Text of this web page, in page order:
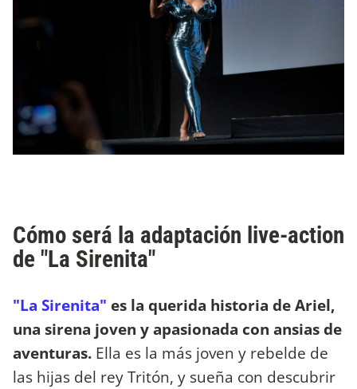
Cómo será la adaptación live-action
de "La Sirenita"
"La Sirenita" es la querida historia de Ariel,
una sirena joven y apasionada con ansias de
aventuras. Ella es la más joven y rebelde de
las hijas del rey Tritón, y sueña con descubrir